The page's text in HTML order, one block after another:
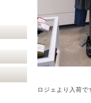
ロジェより入荷で